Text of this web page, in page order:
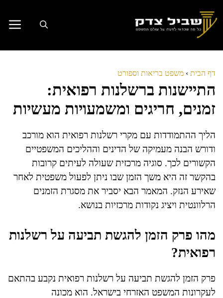
לתוכן
דף הבית › משפט בריאות וספורט
התיישנות ברשלנות רפואית:
זמנים, חריגים ומשמעויות מעשיות
הליך ההתמודדות עם מקרי רשלנות רפואית הוא מורכב
ודורש הבנה מעמיקה של הדינים וההליכים המשפטיים
הקשורים לכך. סוגיה מרכזית שעולה לעיתים קרובות
בהקשר זה היא משך הזמן שבו ניתן לפעול משפטית לאחר
שאירע הנזק. המאמר הבא יסביר את מסגרת הזמנים
הרלוונטית ויציג נקודות מרכזיות בנושא.
מהו פרק הזמן להגשת תביעה על רשלנות
רפואית?
פרק הזמן להגשת תביעה על רשלנות רפואית נקבע בהתאם
לעקרונות המשפט האזרחי בישראל. הוא מכונה